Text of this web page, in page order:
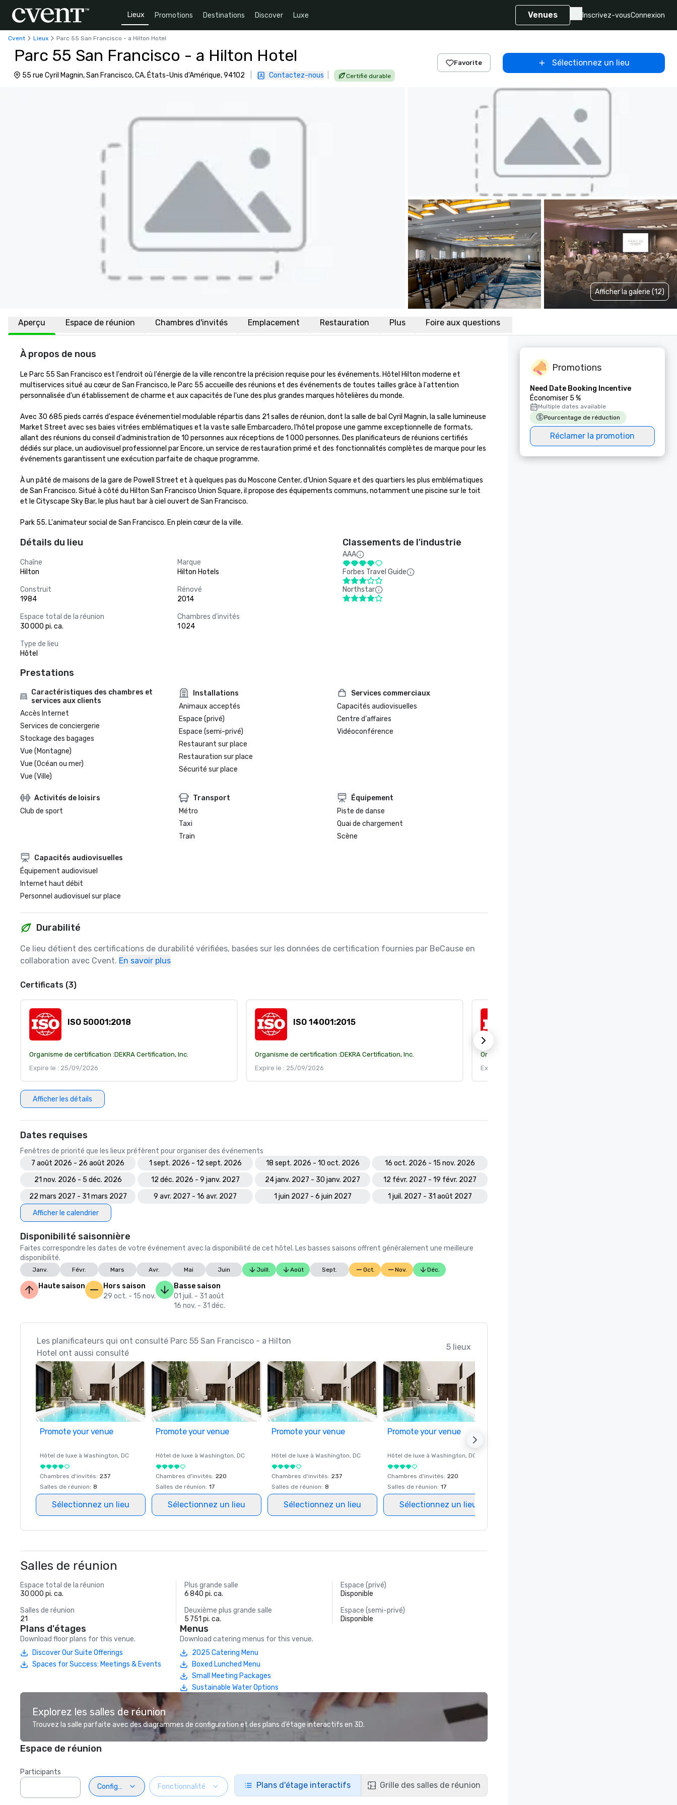
Lieux Promotions Destinations Discover Luxe Venues Inscrivez-vousConnexion
Cvent Lieux Parc 55 San Francisco - a Hilton Hotel
Parc 55 San Francisco - a Hilton Hotel
55 rue Cyril Magnin, San Francisco, CA, États-Unis d'Amérique, 94102 Contactez-nous Certifié durable
Favorite Sélectionnez un lieu
Afficher la galerie (12)
Aperçu Espace de réunion Chambres d'invités Emplacement Restauration Plus Foire aux questions
À propos de nous
Le Parc 55 San Francisco est l'endroit où l'énergie de la ville rencontre la précision requise pour les événements. Hôtel Hilton moderne et
multiservices situé au cœur de San Francisco, le Parc 55 accueille des réunions et des événements de toutes tailles grâce à l'attention
personnalisée d'un établissement de charme et aux capacités de l'une des plus grandes marques hôtelières du monde.
Avec 30 685 pieds carrés d'espace événementiel modulable répartis dans 21 salles de réunion, dont la salle de bal Cyril Magnin, la salle lumineuse
Market Street avec ses baies vitrées emblématiques et la vaste salle Embarcadero, l'hôtel propose une gamme exceptionnelle de formats,
allant des réunions du conseil d'administration de 10 personnes aux réceptions de 1 000 personnes. Des planificateurs de réunions certifiés
dédiés sur place, un audiovisuel professionnel par Encore, un service de restauration primé et des fonctionnalités complètes de marque pour les
événements garantissent une exécution parfaite de chaque programme.
À un pâté de maisons de la gare de Powell Street et à quelques pas du Moscone Center, d'Union Square et des quartiers les plus emblématiques
de San Francisco. Situé à côté du Hilton San Francisco Union Square, il propose des équipements communs, notamment une piscine sur le toit
et le Cityscape Sky Bar, le plus haut bar à ciel ouvert de San Francisco.
Park 55. L'animateur social de San Francisco. En plein cœur de la ville.
Détails du lieu
Chaîne
Hilton
Marque
Hilton Hotels
Construit
1984
Rénové
2014
Espace total de la réunion
30 000 pi. ca.
Chambres d'invités
1 024
Type de lieu
Hôtel
Classements de l'industrie
AAA
Forbes Travel Guide
Northstar
Prestations
Caractéristiques des chambres et
services aux clients
Accès Internet
Services de conciergerie
Stockage des bagages
Vue (Montagne)
Vue (Océan ou mer)
Vue (Ville)
Installations
Animaux acceptés
Espace (privé)
Espace (semi-privé)
Restaurant sur place
Restauration sur place
Sécurité sur place
Services commerciaux
Capacités audiovisuelles
Centre d'affaires
Vidéoconférence
Activités de loisirs
Club de sport
Transport
Métro
Taxi
Train
Équipement
Piste de danse
Quai de chargement
Scène
Capacités audiovisuelles
Équipement audiovisuel
Internet haut débit
Personnel audiovisuel sur place
Durabilité
Ce lieu détient des certifications de durabilité vérifiées, basées sur les données de certification fournies par BeCause en
collaboration avec Cvent. En savoir plus
Certificats (3)
ISO 50001:2018
Organisme de certification :DEKRA Certification, Inc.
Expire le : 25/09/2026
ISO 14001:2015
Organisme de certification :DEKRA Certification, Inc.
Expire le : 25/09/2026
Organisme de certification :
Expire le : 25/09/2026
Afficher les détails
Dates requises
Fenêtres de priorité que les lieux préfèrent pour organiser des événements
7 août 2026 - 26 août 2026
1 sept. 2026 - 12 sept. 2026 18 sept. 2026 - 10 oct. 2026
16 oct. 2026 - 15 nov. 2026
21 nov. 2026 - 5 déc. 2026
12 déc. 2026 - 9 janv. 2027 24 janv. 2027 - 30 janv. 2027
12 févr. 2027 - 19 févr. 2027
22 mars 2027 - 31 mars 2027
9 avr. 2027 - 16 avr. 2027 1 juin 2027 - 6 juin 2027
1 juil. 2027 - 31 août 2027
Afficher le calendrier
Disponibilité saisonnière
Faites correspondre les dates de votre événement avec la disponibilité de cet hôtel. Les basses saisons offrent généralement une meilleure
disponibilité.
Janv. Févr. Mars Avr. Mai Juin Juill. Août Sept. Oct. Nov. Déc.
Haute saison
Hors saison
29 oct. - 15 nov.
Basse saison
01 juil. - 31 août
16 nov. - 31 déc.
Les planificateurs qui ont consulté Parc 55 San Francisco - a Hilton
Hotel ont aussi consulté
5 lieux
Promote your venue
Hôtel de luxe à Washington, DC
Chambres d'invités: 237
Salles de réunion: 8
Sélectionnez un lieu
Promote your venue
Hôtel de luxe à Washington, DC
Chambres d'invités: 220
Salles de réunion: 17
Sélectionnez un lieu
Promote your venue
Hôtel de luxe à Washington, DC
Chambres d'invités: 237
Salles de réunion: 8
Sélectionnez un lieu
Promote your venue
Hôtel de luxe à Washington, DC
Chambres d'invités: 220
Salles de réunion: 17
Sélectionnez un lieu
Salles de réunion
Espace total de la réunion
30 000 pi. ca.
Plus grande salle
6 840 pi. ca.
Espace (privé)
Disponible
Salles de réunion
21
Deuxième plus grande salle
5 751 pi. ca.
Espace (semi-privé)
Disponible
Plans d'étages
Download floor plans for this venue.
Discover Our Suite Offerings
Spaces for Success: Meetings & Events
Menus
Download catering menus for this venue.
2025 Catering Menu
Boxed Lunched Menu
Small Meeting Packages
Sustainable Water Options
Explorez les salles de réunion
Trouvez la salle parfaite avec des diagrammes de configuration et des plans d’étage interactifs en 3D.
Espace de réunion
Participants
Configuration
Fonctionnalité Plans d'étage interactifs Grille des salles de réunion
Promotions
Need Date Booking Incentive
Économiser 5 %
Multiple dates available
Pourcentage de réduction
Réclamer la promotion